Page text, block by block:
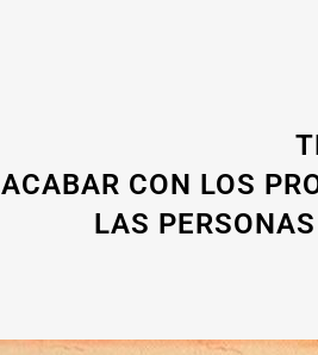
ACABAR CON LOS
LAS